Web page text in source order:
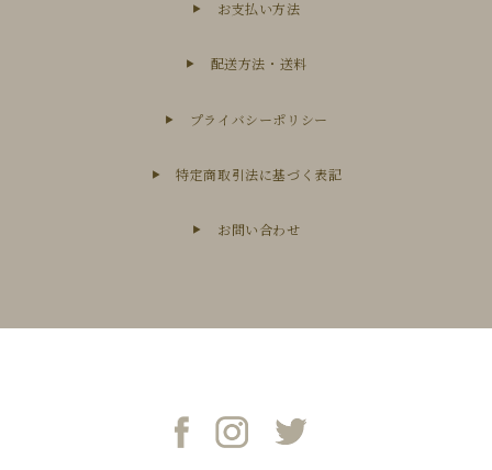
お支払い方法
配送方法・送料
プライバシーポリシー
特定商取引法に基づく表記
お問い合わせ